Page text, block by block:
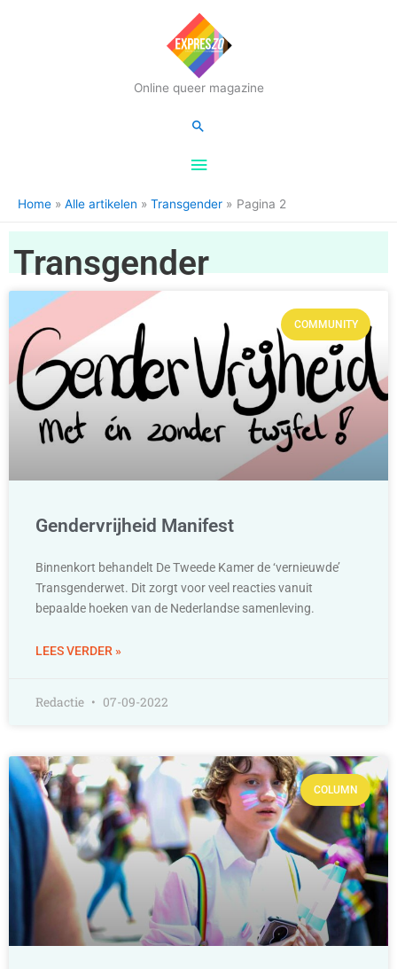
Online queer magazine
Hoofdmenu
Zoeken
Home Alle artikelen Transgender Pagina 2
Transgender
COMMUNITY
Gendervrijheid Manifest
Binnenkort behandelt De Tweede Kamer de ‘vernieuwde’
Transgenderwet. Dit zorgt voor veel reacties vanuit
bepaalde hoeken van de Nederlandse samenleving.
LEES VERDER »
Redactie 07-09-2022
COLUMN
Pagina
Pagina
Pagina
PaginaPagina